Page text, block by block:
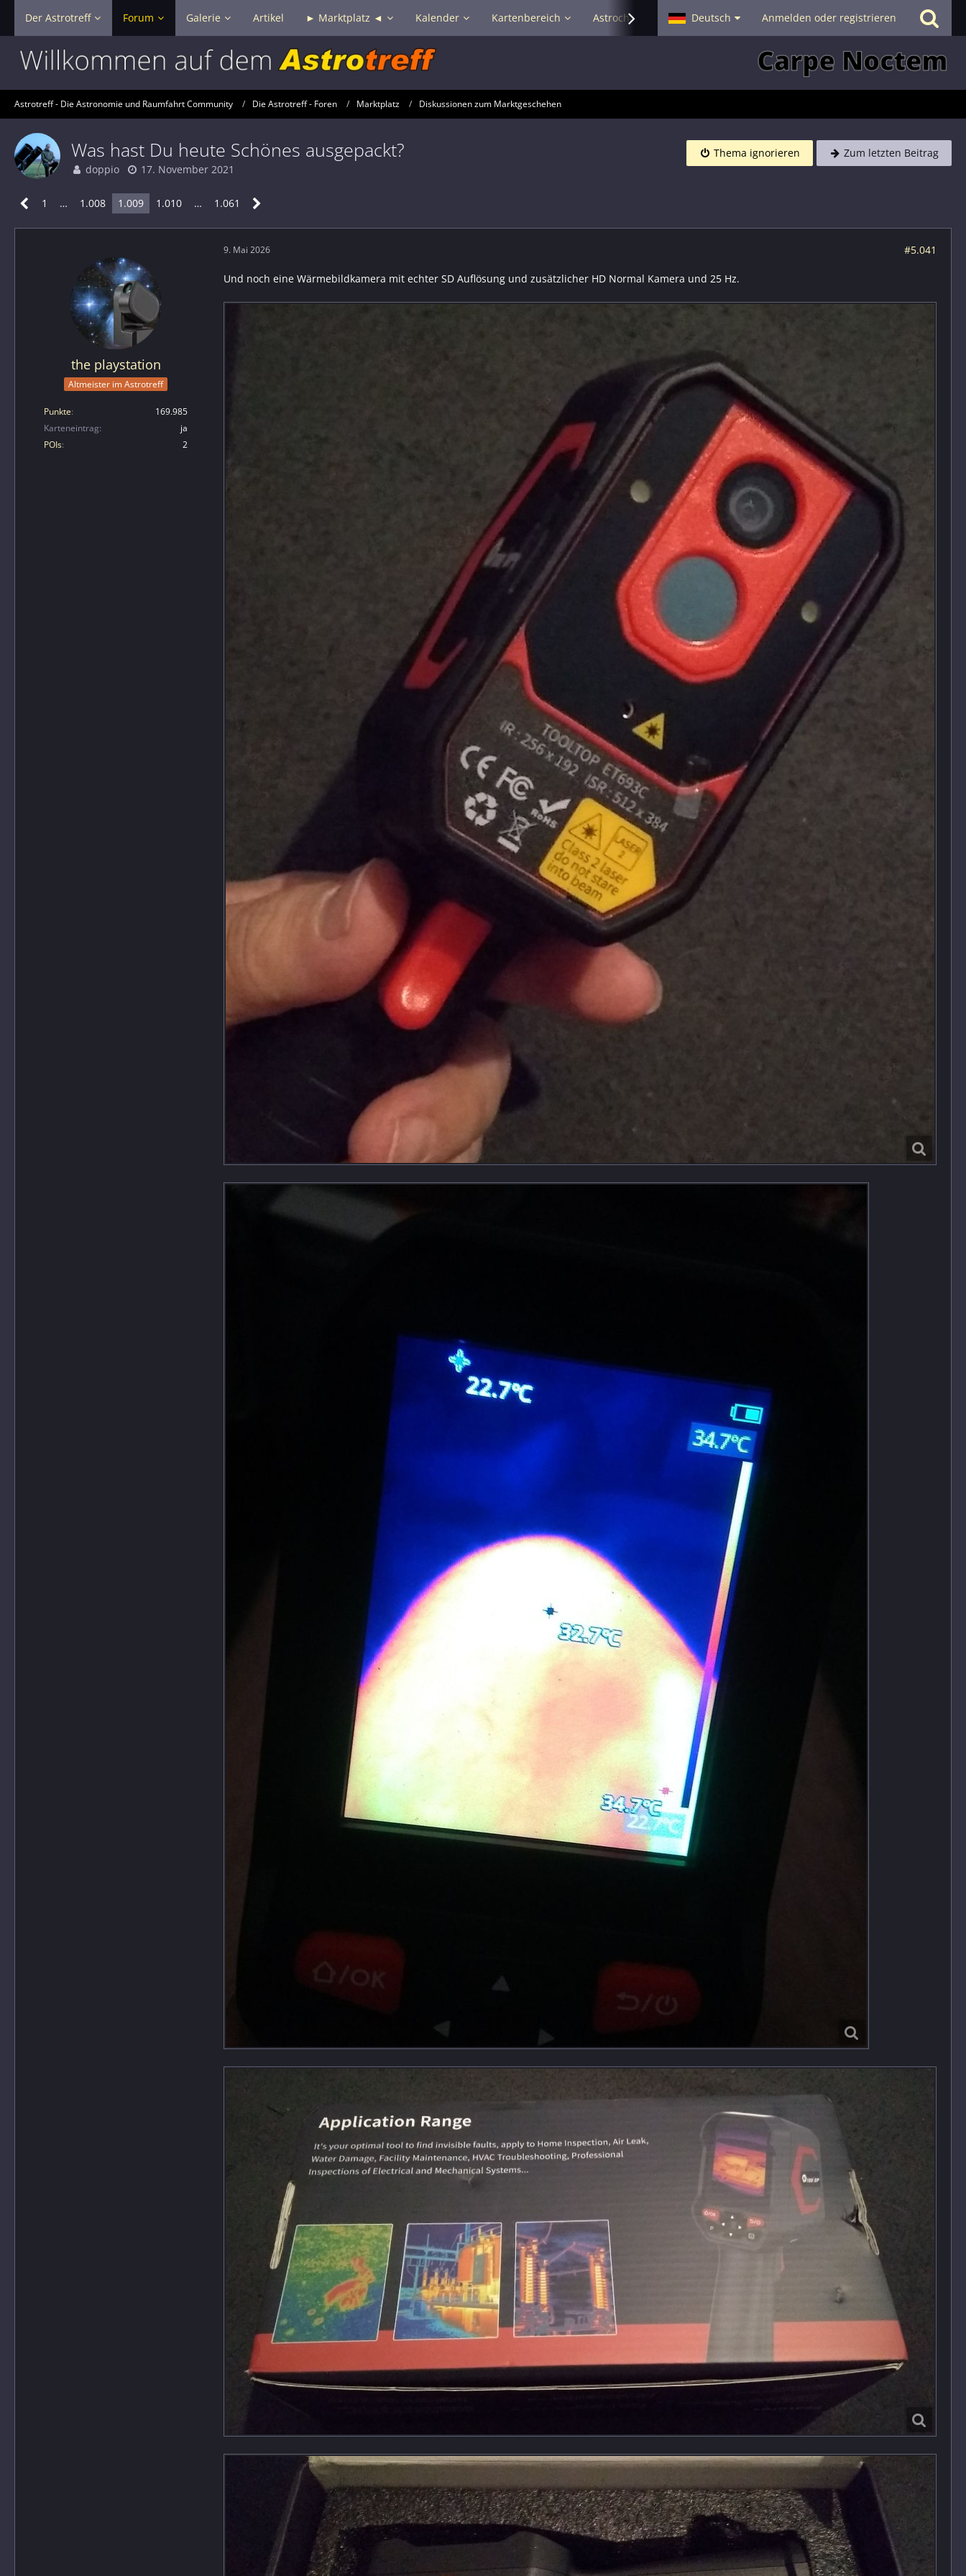
Der Astrotreff Forum Galerie Artikel ► Marktplatz ◄ Kalender Kartenbereich Astrochat - Smalltalk Hilfe
Deutsch Anmelden oder registrieren
Astrotreff - Die Astronomie und Raumfahrt Community Die Astrotreff - Foren Marktplatz Diskussionen zum Marktgeschehen
Was hast Du heute Schönes ausgepackt?
doppio 17. November 2021
Thema ignorieren Zum letzten Beitrag
1 … 1.008 1.009 1.010 … 1.061
the playstation
Altmeister im Astrotreff
Punkte
169.985
Karteneintrag
ja
POIs
2
9. Mai 2026 #5.041
Und noch eine Wärmebildkamera mit echter SD Auflösung und zusätzlicher HD Normal Kamera und 25 Hz.